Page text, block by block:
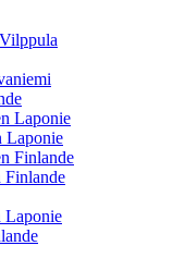
Laponie
Laponie
Finlande
Finlande
Laponie